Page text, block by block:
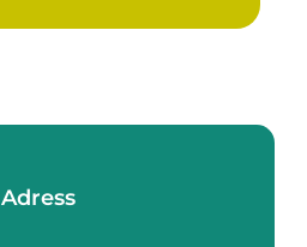
Adress